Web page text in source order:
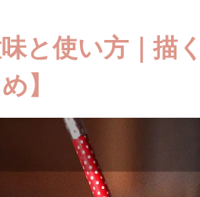
と使い方｜描
】